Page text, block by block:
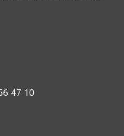
47 10